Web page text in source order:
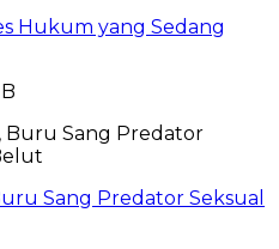
Hukum yang Sedang
Sang Predator Seksual